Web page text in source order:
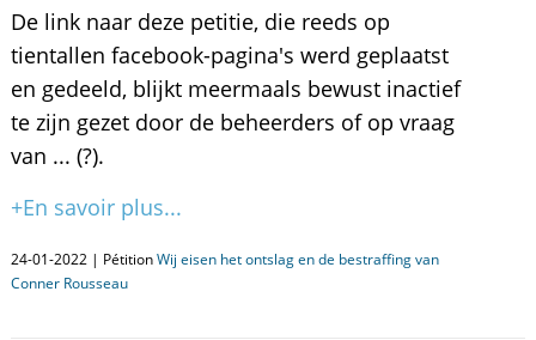
De link naar deze petitie, die reeds op
tientallen facebook-pagina's werd geplaatst
en gedeeld, blijkt meermaals bewust inactief
te zijn gezet door de beheerders of op vraag
van ... (?).
+En savoir plus...
24-01-2022 | PétitionWij eisen het ontslag en de bestraffing van
Conner Rousseau